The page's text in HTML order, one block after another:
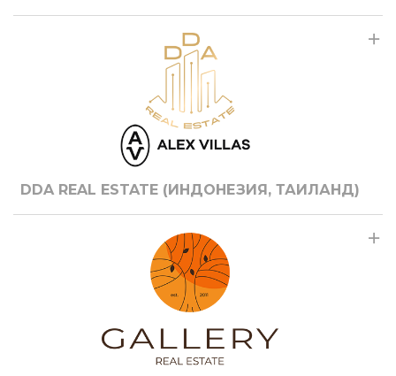
DDA REAL ESTATE (ИНДОНЕЗИЯ, ТАИЛАНД)